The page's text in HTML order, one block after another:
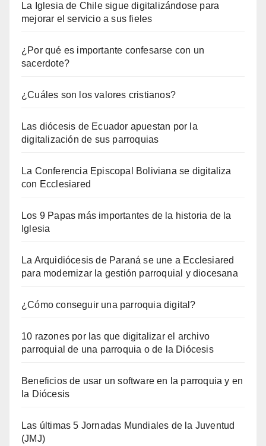
La Iglesia de Chile sigue digitalizándose para
mejorar el servicio a sus fieles
¿Por qué es importante confesarse con un
sacerdote?
¿Cuáles son los valores cristianos?
Las diócesis de Ecuador apuestan por la
digitalización de sus parroquias
La Conferencia Episcopal Boliviana se digitaliza
con Ecclesiared
Los 9 Papas más importantes de la historia de la
Iglesia
La Arquidiócesis de Paraná se une a Ecclesiared
para modernizar la gestión parroquial y diocesana
¿Cómo conseguir una parroquia digital?
10 razones por las que digitalizar el archivo
parroquial de una parroquia o de la Diócesis
Beneficios de usar un software en la parroquia y en
la Diócesis
Las últimas 5 Jornadas Mundiales de la Juventud
(JMJ)